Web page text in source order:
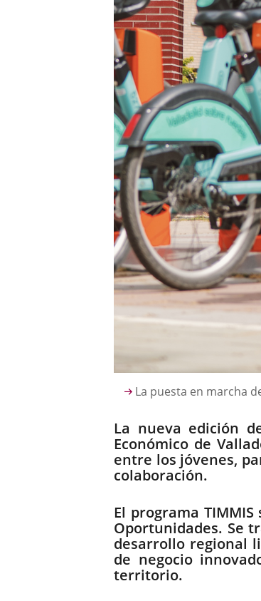
Descripción
La puesta en marcha
La nueva edición
Económico de
entre los jóvenes,
colaboración.
El programa
Oportunidades. Se
desarrollo regional
de negocio
territorio.